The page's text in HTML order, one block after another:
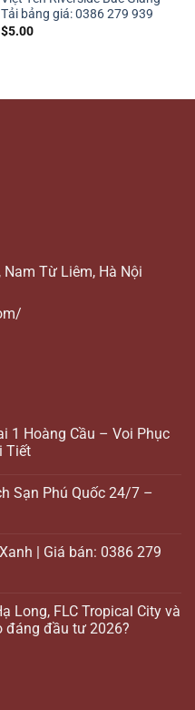
Tải bảng giá: 0386 279 939
$5.00
Từ Liêm, Hà Nội
1 Hoàng Cầu – Voi Phục
Tiết
Sạn Phú Quốc 24/7 –
| Giá bán: 0386 279
Long, FLC Tropical City và
đáng đầu tư 2026?